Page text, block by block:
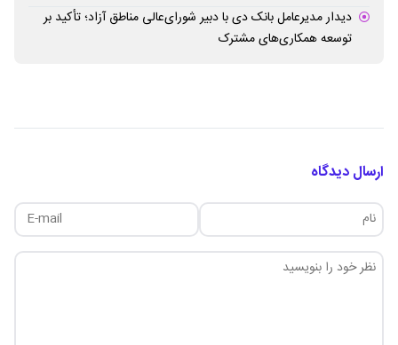
دیدار مدیرعامل بانک دی با دبیر شورای‌عالی مناطق آزاد؛ تأکید بر
توسعه همکاری‌های مشترک
ارسال دیدگاه